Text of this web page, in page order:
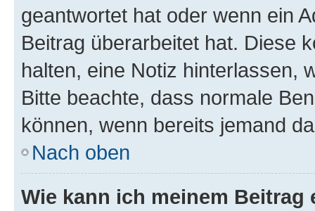
geantwortet hat oder wenn ein
Beitrag überarbeitet hat. Diese
halten, eine Notiz hinterlassen,
Bitte beachte, dass normale
können, wenn bereits jemand
Nach oben
Wie kann ich meinem